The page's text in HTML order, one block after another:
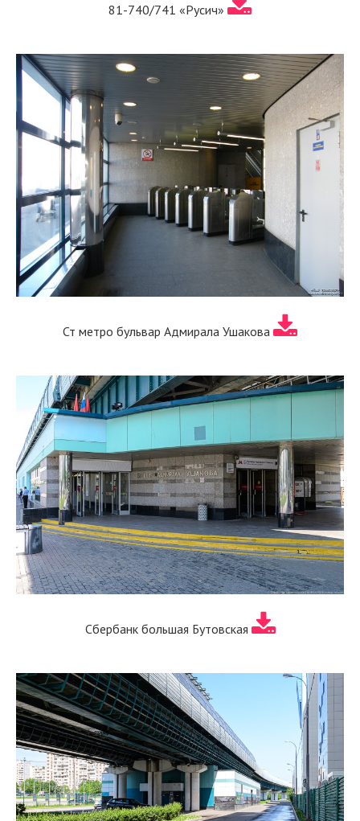
81-740/741 «Русич»
Ст метро бульвар Адмирала Ушакова
Сбербанк большая Бутовская